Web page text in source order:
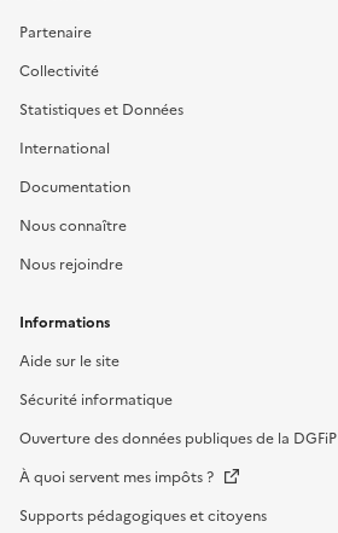
Partenaire
Collectivité
Statistiques et Données
International
Documentation
Nous connaître
Nous rejoindre
Informations
Aide sur le site
Sécurité informatique
Ouverture des données publiques de la DGFiP
À quoi servent mes impôts ?
Supports pédagogiques et citoyens